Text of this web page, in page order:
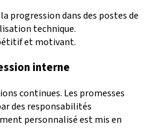
progression dans des postes de
technique.
et motivant.
interne
continues. Les promesses
des responsabilités
personnalisé est mis en